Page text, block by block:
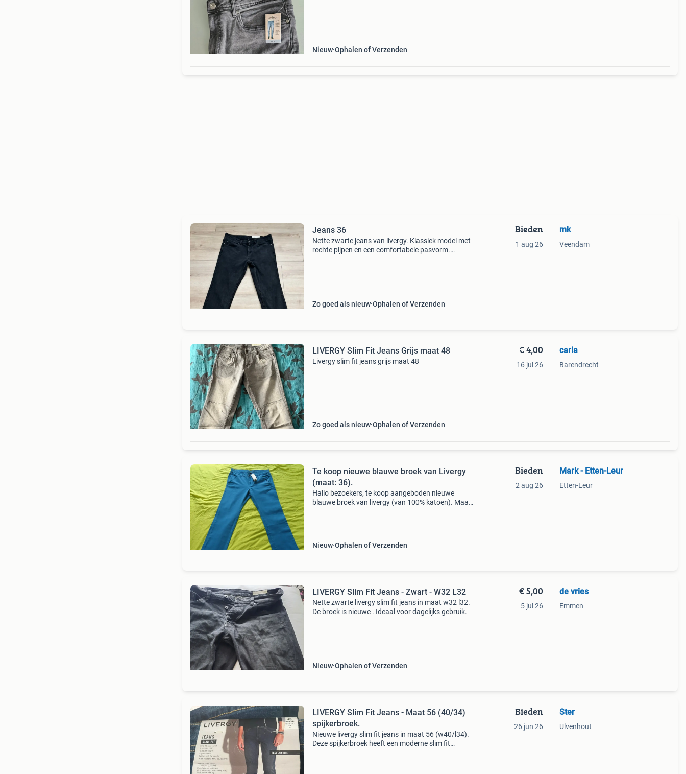
Nieuw Ophalen of Verzenden
Jeans 36
Nette zwarte jeans van livergy. Klassiek model met
rechte pijpen en een comfortabele pasvorm.
Zo goed als nieuw Ophalen of Verzenden
Bieden
1 aug 26
mk
Veendam
LIVERGY Slim Fit Jeans Grijs maat 48
Livergy slim fit jeans grijs maat 48
Zo goed als nieuw Ophalen of Verzenden
€ 4,00
16 jul 26
carla
Barendrecht
Te koop nieuwe blauwe broek van Livergy
(maat: 36).
Hallo bezoekers, te koop aangeboden nieuwe
blauwe broek van livergy (van 100% katoen). Maat:
Nieuw Ophalen of Verzenden
Bieden
2 aug 26
Mark - Etten-Leur
Etten-Leur
LIVERGY Slim Fit Jeans - Zwart - W32 L32
Nette zwarte livergy slim fit jeans in maat w32 l32.
De broek is nieuwe . Ideaal voor dagelijks gebruik.
Nieuw Ophalen of Verzenden
€ 5,00
5 jul 26
de vries
Emmen
LIVERGY Slim Fit Jeans - Maat 56 (40/34)
spijkerbroek.
Nieuwe livergy slim fit jeans in maat 56 (w40/l34).
Deze spijkerbroek heeft een moderne slim fit
Bieden
26 jun 26
Ster
Ulvenhout